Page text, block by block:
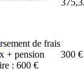
de frais
+ pension
: 600 €
300 €